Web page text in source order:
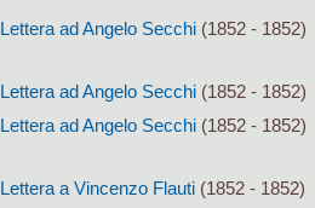
Lettera ad Angelo Secchi (1852 - 1852)
Lettera ad Angelo Secchi (1852 - 1852)
Lettera ad Angelo Secchi (1852 - 1852)
Lettera a Vincenzo Flauti (1852 - 1852)